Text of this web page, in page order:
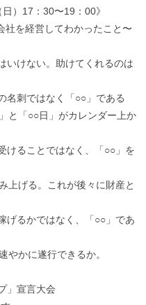
）17：30〜19：00》
社を経営してわかったこと〜
いけない。助けてくれるのは
名刺ではなく「○○」である
と「○○日」がカレンダー上か
けることではなく、「○○」を
上げる。これが後々に財産と
げるかではなく、「○○」であ
やかに遂行できるか。
」宣言大会